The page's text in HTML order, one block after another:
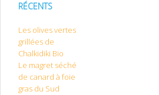
RÉCENTS
Les olives vertes
grillées de
Chalkidiki Bio
Le magret séché
de canard à foie
gras du Sud